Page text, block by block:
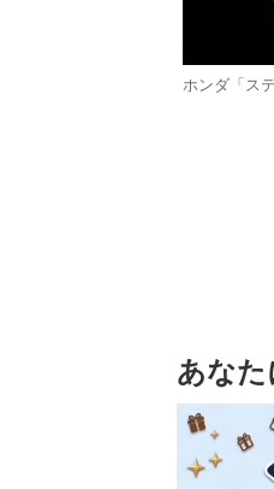
ホンダ「ス
あな